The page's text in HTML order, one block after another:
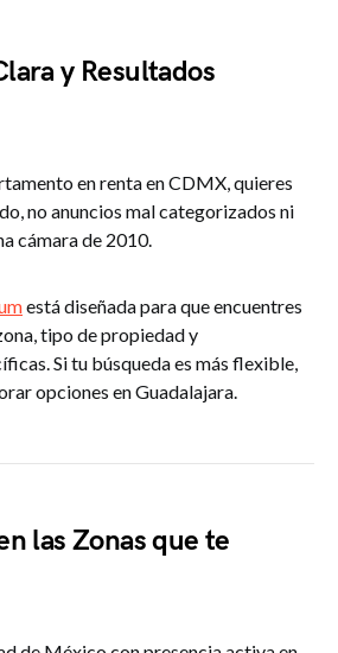
y Resultados
en renta en CDMX, quieres
no anuncios mal categorizados ni
cámara de 2010.
está diseñada para que encuentres
tipo de propiedad y
Si tu búsqueda es más flexible,
opciones en Guadalajara.
las Zonas que te